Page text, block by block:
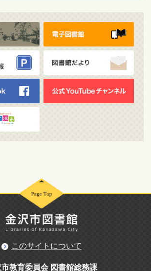
このサイトについて
教育委員会 図書館総務課